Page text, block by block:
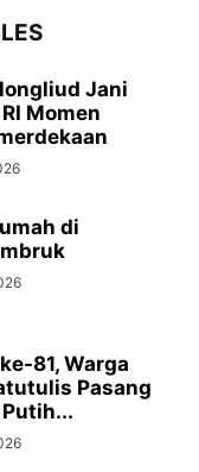
Jani
Momen
di
81, Warga
Pasang